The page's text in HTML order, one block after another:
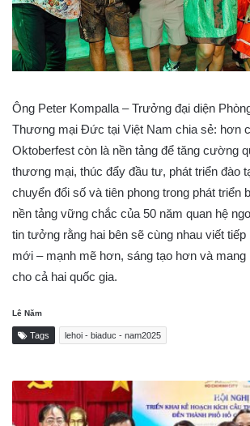
Ông Peter Kompalla – Trưởng đại diện
Thương mại Đức tại Việt Nam chia sẻ: hơn
Oktoberfest còn là nền tảng để tăng cường
thương mại, thúc đẩy đầu tư, phát triển đào
chuyển đổi số và tiên phong trong phát triển
nền tảng vững chắc của 50 năm quan hệ
tin tưởng rằng hai bên sẽ cùng nhau viết
mới – mạnh mẽ hơn, sáng tạo hơn và mang
cho cả hai quốc gia.
Lê Năm
Tags lehoi - biaduc - nam2025